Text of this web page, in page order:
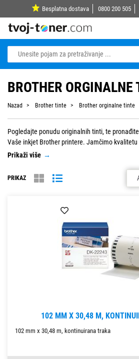
Besplatna dostava 0800 200 505
BROTHER ORGINALNE
Nazad Brother tinte Brother orginalne tinte
Pogledajte ponudu originalnih tinti, te
Vaše inkjet Brother printere. Jamčimo
slobodno se obratite nama za pomoć.
Prikaži više →
PRIKAZ
102 MM X 30,48 M,
102 mm x 30,48 m, kontinuirana traka